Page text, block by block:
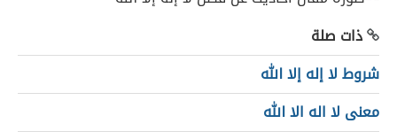
ذات صلة
شروط لا إله إلا الله
معنى لا اله الا الله